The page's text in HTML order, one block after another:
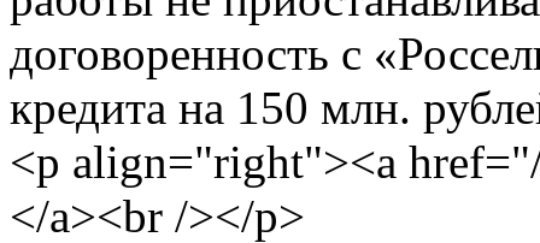
договоренность с
кредита на 150 млн.
<p align="right"><a
</a><br /></p>